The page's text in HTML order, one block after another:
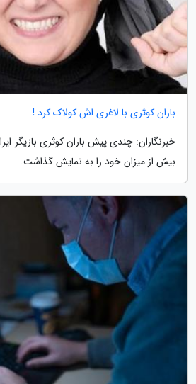
باران کوثری با لاغری اش کولاک کرد !
خبرنگاران: چندی پیش باران کوثری بازیگر
بیش از میزان خود را به نمایش گذاشت.